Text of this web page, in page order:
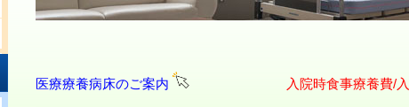
医療療養病床のご案内 入院時食事療養費/